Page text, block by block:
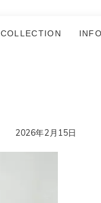
COLLECTION
2026年2月15日